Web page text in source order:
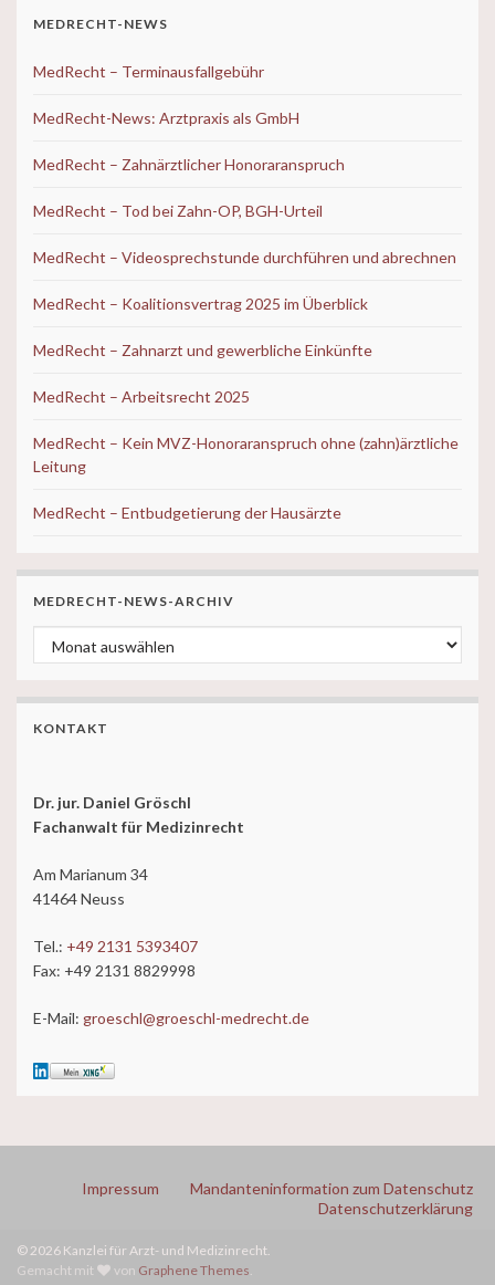
MEDRECHT-NEWS
MedRecht – Terminausfallgebühr
MedRecht-News: Arztpraxis als GmbH
MedRecht – Zahnärztlicher Honoraranspruch
MedRecht – Tod bei Zahn-OP, BGH-Urteil
MedRecht – Videosprechstunde durchführen und abrechnen
MedRecht – Koalitionsvertrag 2025 im Überblick
MedRecht – Zahnarzt und gewerbliche Einkünfte
MedRecht – Arbeitsrecht 2025
MedRecht – Kein MVZ-Honoraranspruch ohne (zahn)ärztliche
Leitung
MedRecht – Entbudgetierung der Hausärzte
MEDRECHT-NEWS-ARCHIV
MedRecht-News-ARCHIV
KONTAKT
Dr. jur. Daniel Gröschl
Fachanwalt für Medizinrecht
Am Marianum 34
41464 Neuss
Tel.: +49 2131 5393407
Fax: +49 2131 8829998
E-Mail: groeschl@groeschl-medrecht.de
Impressum
Mandanteninformation zum Datenschutz
Datenschutzerklärung
© 2026 Kanzlei für Arzt- und Medizinrecht.
Gemacht mit
von Graphene Themes